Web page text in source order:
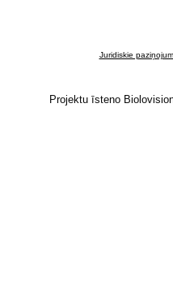
Juridiskie
Projektu īsteno